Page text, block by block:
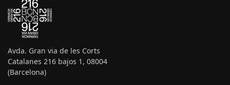
Avda. Gran via de les Corts
Catalanes 216 bajos 1, 08004
(Barcelona)